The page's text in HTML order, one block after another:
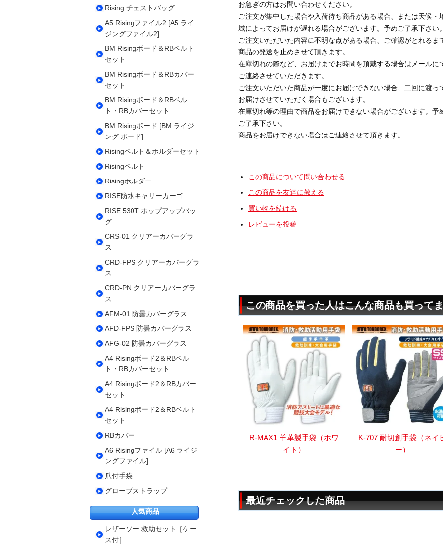
お急ぎの方はお問い合わせください。
ご注文が集中した場合や入荷待ち商品がある場合、または天候・
域によってお届けが遅れる場合がございます。予めご了承下さい。
ご注文いただいた内容に不明な点がある場合、ご確認がとれるま
商品の発送を止めさせて頂きます。
在庫切れの際など、お届けまでお時間を頂戴する場合はメールに
ご連絡させていただきます。
ご注文いただいた商品が一度にお届けできない場合、二回に渡っ
お届けさせていただく場合もございます。
在庫切れ等の理由で商品をお届けできない場合がございます。予
ご了承下さい。
商品をお届けできない場合はご連絡させて頂きます。
この商品について問い合わせる
この商品を友達に教える
買い物を続ける
レビューを投稿
この商品を買った人はこんな商品も買って
R-MAX1 羊革製手袋（ホワ
イト）
K-707 耐切創手袋（ネイ
ー）
最近チェックした商品
Rising チェストバッグ
A5 Risingファイル2 [A5 ライ
ジングファイル2]
BM Risingボード＆RBベルト
セット
BM Risingボード＆RBカバー
セット
BM Risingボード＆RBベル
ト・RBカバーセット
BM Risingボード [BM ライジ
ング ボード]
Risingベルト＆ホルダーセット
Risingベルト
Risingホルダー
RISE防水キャリーカーゴ
RISE 530T ポップアップバッ
グ
CRS-01 クリアーカバーグラ
ス
CRD-FPS クリアーカバーグラ
ス
CRD-PN クリアーカバーグラ
ス
AFM-01 防曇カバーグラス
AFD-FPS 防曇カバーグラス
AFG-02 防曇カバーグラス
A4 Risingボード2＆RBベル
ト・RBカバーセット
A4 Risingボード2＆RBカバー
セット
A4 Risingボード2＆RBベルト
セット
RBカバー
A6 Risingファイル [A6 ライジ
ングファイル]
爪付手袋
グローブストラップ
人気商品
レザーソー 救助セット［ケー
ス付］